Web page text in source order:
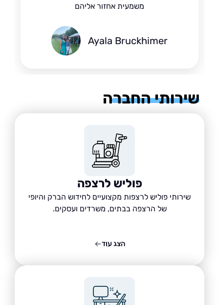
משמעית אחזור אליהם
Ayala Bruckhimer
החברה
פוליש לרצפה
שירותי פוליש לרצפות מקצועיים לחידוש הברק והיופי
של הרצפה בבתים, משרדים ועסקים.